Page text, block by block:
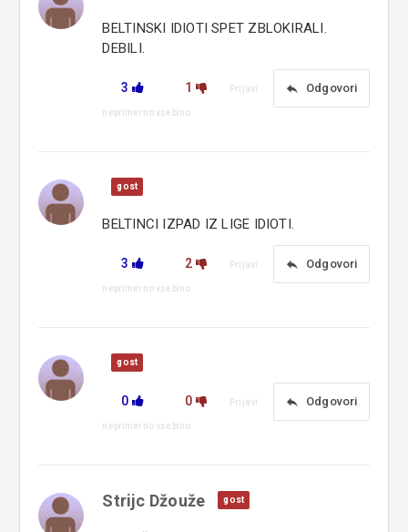
BELTINSKI IDIOTI SPET ZBLOKIRALI.
DEBILI.
3 1 reply Odgovori
Prijavi
neprimerno vsebino
gost
BELTINCI IZPAD IZ LIGE IDIOTI.
3 2 reply Odgovori
Prijavi
neprimerno vsebino
gost
0 0 reply Odgovori
Prijavi
neprimerno vsebino
Strijc Džouže gost